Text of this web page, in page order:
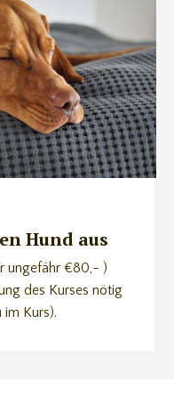
Hund aus
ungefähr €80,- )
des Kurses nötig
Kurs).